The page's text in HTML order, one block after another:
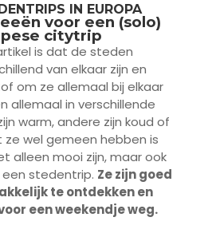
IN EUROPA
voor een (solo)
citytrip
is dat de steden
van elkaar zijn en
om ze allemaal bij elkaar
allemaal in verschillende
warm, andere zijn koud of
wel gemeen hebben is
alleen mooi zijn, maar ook
stedentrip. Ze zijn goed
te ontdekken en
een weekendje weg.